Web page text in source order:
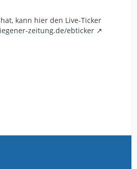
kann hier den Live-Ticker
zeitung.de/ebticker